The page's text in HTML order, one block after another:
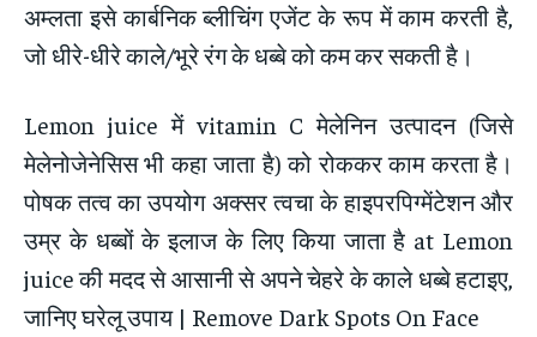
अम्लता इसे कार्बनिक ब्लीचिंग एजेंट के रूप में काम करती है,
जो धीरे-धीरे काले/भूरे रंग के धब्बे को कम कर सकती है।
Lemon juice में vitamin C मेलेनिन उत्पादन (जिसे
मेलेनोजेनेसिस भी कहा जाता है) को रोककर काम करता है।
पोषक तत्व का उपयोग अक्सर त्वचा के हाइपरपिग्मेंटेशन और
उम्र के धब्बों के इलाज के लिए किया जाता है at Lemon
juice की मदद से आसानी से अपने चेहरे के काले धब्बे हटाइए,
जानिए घरेलू उपाय | Remove Dark Spots On Face